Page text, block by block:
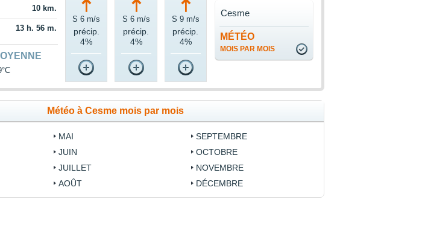
10 km.
13 h. 56 m.
S 6 m/s
précip.
4%
S 6 m/s
précip.
4%
S 9 m/s
précip.
4%
MÉTÉO
MOIS PAR MOIS
Cesme
Météo à Cesme mois par mois
MAI
JUIN
JUILLET
AOÛT
SEPTEMBRE
OCTOBRE
NOVEMBRE
DÉCEMBRE